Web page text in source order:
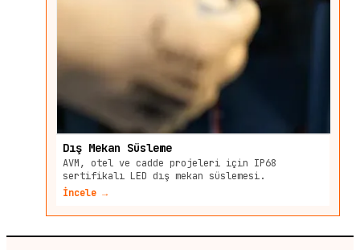
Dış Mekan Süsleme
AVM, otel ve cadde projeleri için IP68
sertifikalı LED dış mekan süslemesi.
İncele →